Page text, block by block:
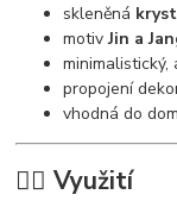
skleněná
motivJin a
minimalistický,
propojení
vhodná do
🧘‍♀️ Využití